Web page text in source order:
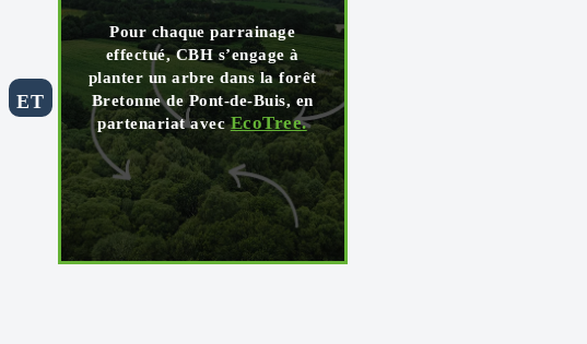
ET
Pour chaque parrainage
effectué, CBH s’engage à
planter un arbre dans la forêt
Bretonne de Pont-de-Buis, en
partenariat avecEcoTree.